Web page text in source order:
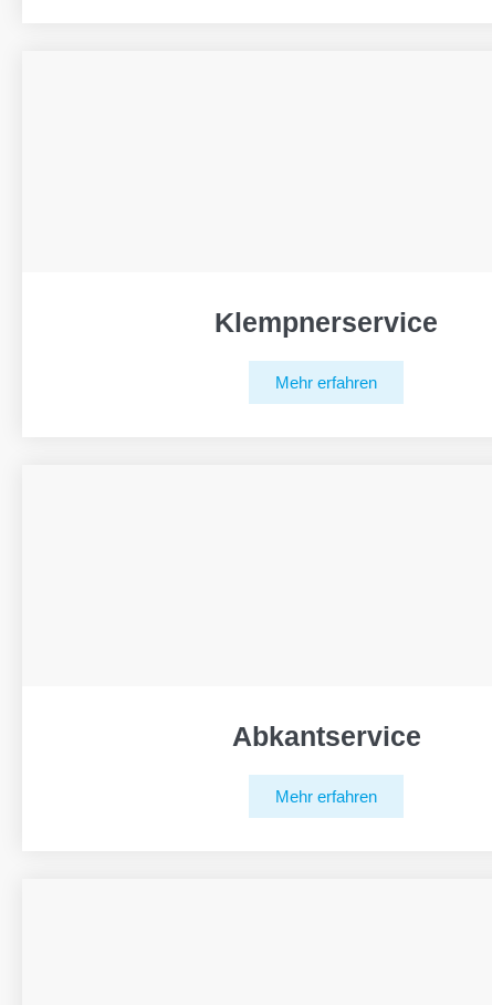
Klempnerservice
Mehr erfahren
Abkantservice
Mehr erfahren